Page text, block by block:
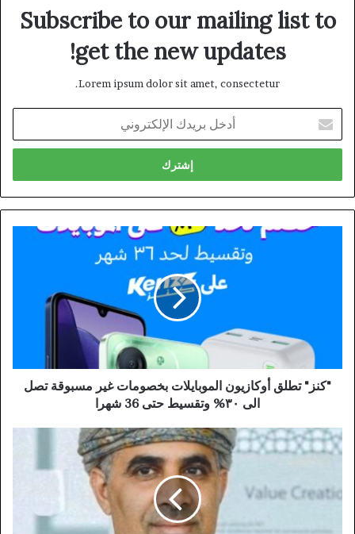
Subscribe to our mailing list to
get the new updates!
Lorem ipsum dolor sit amet, consectetur.
بريدك
الإلكتروني
"كنز" تطلق أوكازيون الموبايلات بخصومات غير مسبوقة تصل
الى ٣٠% وتقسيط حتى 36 شهرا